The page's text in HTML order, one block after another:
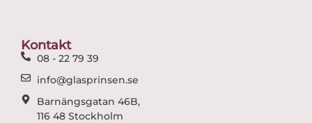
Kontakt
08 - 22 79 39
info@glasprinsen.se
Barnängsgatan 46B,
116 48 Stockholm